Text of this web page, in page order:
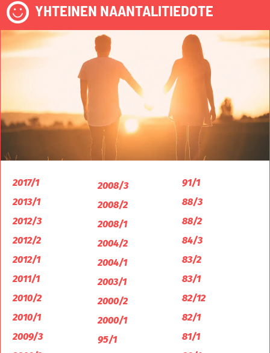
YHTEINEN NAANTALITIEDOTE
2017/1
2013/1
2012/3
2012/2
2012/1
2011/1
2010/2
2010/1
2009/3
2008/3
2008/2
2008/1
2004/2
2004/1
2003/1
2000/2
2000/1
95/1
91/1
88/3
88/2
84/3
83/2
83/1
82/12
82/1
81/1